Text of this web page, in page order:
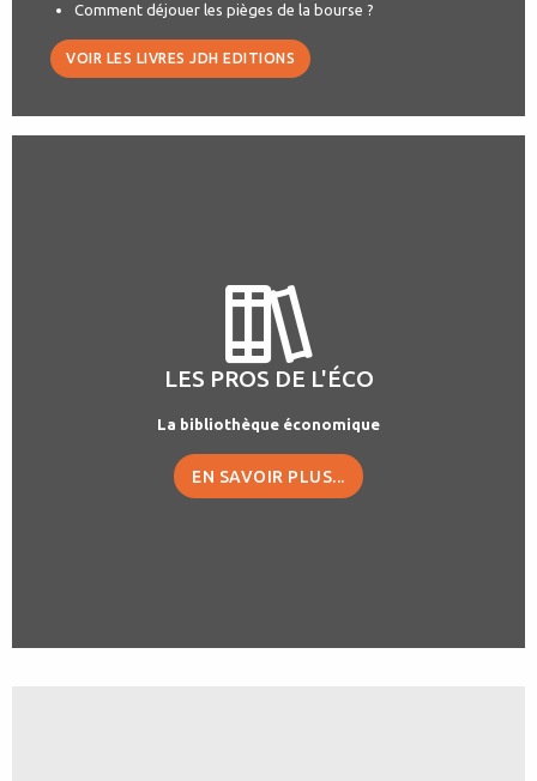
Comment déjouer les pièges de la bourse ?
VOIR LES LIVRES JDH EDITIONS
LES PROS DE L'ÉCO
La bibliothèque économique
EN SAVOIR PLUS...